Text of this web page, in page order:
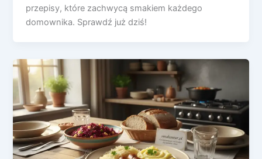
przepisy, które zachwycą smakiem każdego
domownika. Sprawdź już dziś!